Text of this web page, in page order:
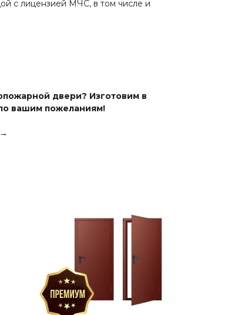
с лицензией МЧС, в том числе и
двери? Изготовим в
вашим пожеланиям!